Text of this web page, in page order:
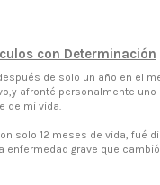
con Determinación
de solo un año en el
afronté personalmente
de mi vida.
solo 12 meses de vida, fué
enfermedad grave que